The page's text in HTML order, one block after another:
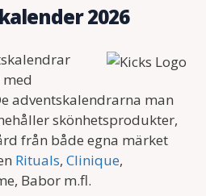
2026
adventskalendrarna man
skönhetsprodukter,
från både egna märket
Rituals, Clinique,
Babor m.fl.